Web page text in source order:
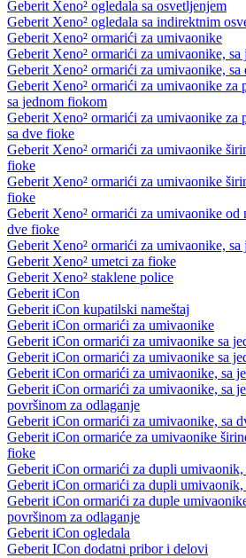
Geberit Xeno² ogledala sa osvetljenjem
Geberit Xeno² ogledala sa indirektnim
Geberit Xeno² ormarići za umivaonike
Geberit Xeno² ormarići za umivaonike,
Geberit Xeno² ormarići za umivaonike, sa
Geberit Xeno² ormarići za umivaonike za
sa jednom fiokom
Geberit Xeno² ormarići za umivaonike za
sa dve fioke
Geberit Xeno² ormarići za umivaonike
fioke
Geberit Xeno² ormarići za umivaonike
fioke
Geberit Xeno² ormarići za umivaonike od
dve fioke
Geberit Xeno² ormarići za umivaonike, sa
Geberit Xeno² umetci za fioke
Geberit Xeno² staklene police
Geberit iCon
Geberit iCon kupatilski nameštaj
Geberit iCon ormarići za umivaonike
Geberit iCon ormarići za umivaonike sa
Geberit iCon ormarići za umivaonike sa
Geberit iCon ormarići za umivaonike, sa
Geberit iCon ormarići za umivaonike, sa
površinom za odlaganje
Geberit iCon ormarići za umivaonike, sa
Geberit iCon ormariće za umivaonike
fioke
Geberit iCon ormarići za dupli umivaonik,
Geberit iCon ormarići za dupli
Geberit iCon ormarići za duple
površinom za odlaganje
Geberit iCon ogledala
Geberit ICon dodatni pribor i delovi